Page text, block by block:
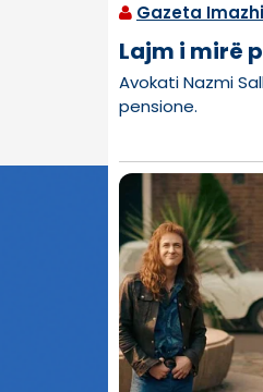
Gazeta Imazhi
Lajm i mirë
Avokati Nazmi
pensione.